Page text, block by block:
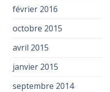
février 2016
octobre 2015
avril 2015
janvier 2015
septembre 2014